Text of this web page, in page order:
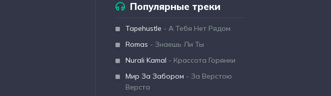
Популярные треки
Tapehustle - А Тебя Нет Рядом
Romas - Знаешь Ли Ты
Nurali Kamal - Крассота Горянки
Мир За Забором - За Верстою
Верста